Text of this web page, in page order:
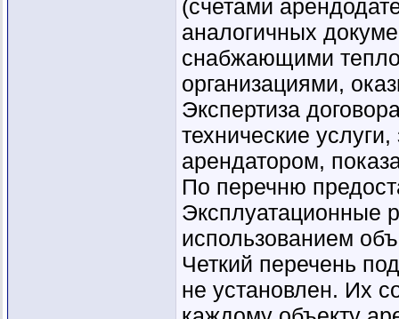
(счетами
аналогичных
снабжающими
организациями,
Экспертиза
технические
арендатором,
По перечню
Эксплуатационные
использованием
Четкий перечень
не установлен. Их